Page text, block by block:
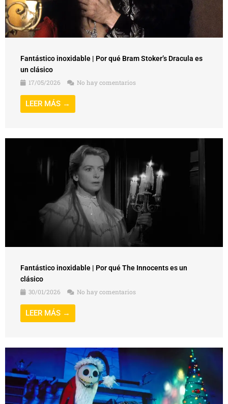
Fantástico inoxidable | Por qué Bram Stoker’s Dracula es
un clásico
17/05/2026
No hay comentarios
LEER MÁS →
Fantástico inoxidable | Por qué The Innocents es un
clásico
30/01/2026
No hay comentarios
LEER MÁS →